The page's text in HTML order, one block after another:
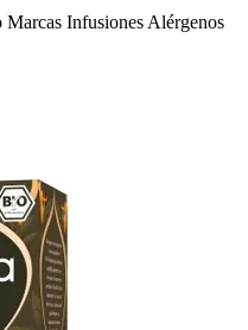
Marcas Infusiones Alérgenos